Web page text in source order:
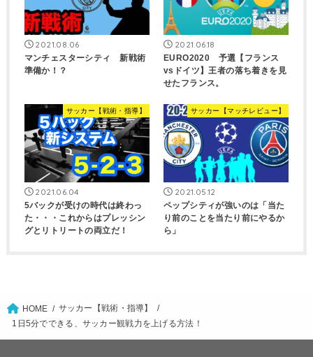
2021.08.06
マンチェスターシティ 新戦術
準備か！？
2021.06.18
EURO2020 予選【フランス
vsドイツ】王者の落ち着きを見
せたフランス。
サッカー【戦術・指導】
2021.06.04
5バックが受けの時代は終わっ
た・・・これからはプレッシン
グとリトリートの両立だ！
サッカー【マッチレビュー】
2021.05.12
ペップシティが強いのは「当た
り前のことを当たり前にやるか
ら」
HOME
サッカー【戦術・指導】
1日5分でできる、サッカー観戦力を上げる方法！